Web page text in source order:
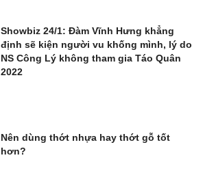
Showbiz 24/1: Đàm Vĩnh Hưng khẳng
định sẽ kiện người vu khống mình, lý do
NS Công Lý không tham gia Táo Quân
2022
Nên dùng thớt nhựa hay thớt gỗ tốt
hơn?